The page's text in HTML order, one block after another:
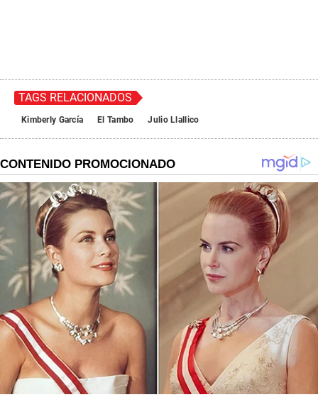
TAGS RELACIONADOS
Kimberly García El Tambo Julio Llallico